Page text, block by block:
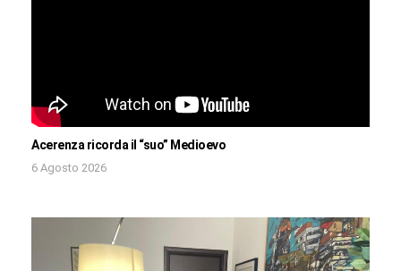
Acerenza ricorda il “suo” Medioevo
6 Agosto 2026